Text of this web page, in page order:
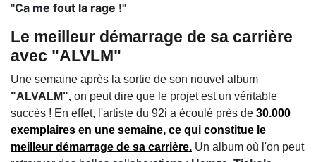
"Ca me fout la rage !"
Le meilleur démarrage de sa carrière
avec "ALVLM"
Une semaine après la sortie de son nouvel album
"ALVALM", on peut dire que le projet est un véritable
succès ! En effet, l'artiste du 92i a écoulé près de 30.000
exemplaires en une semaine, ce qui constitue le
meilleur démarrage de sa carrière. Un album où l'on peut